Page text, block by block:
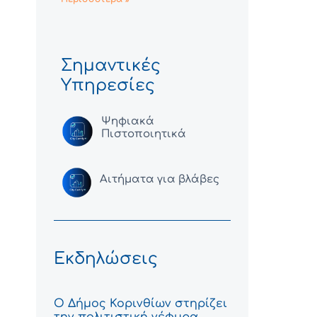
Σημαντικές
Υπηρεσίες
Ψηφιακά
Πιστοποιητικά
Αιτήματα για βλάβες
Εκδηλώσεις
Ο Δήμος Κορινθίων στηρίζει